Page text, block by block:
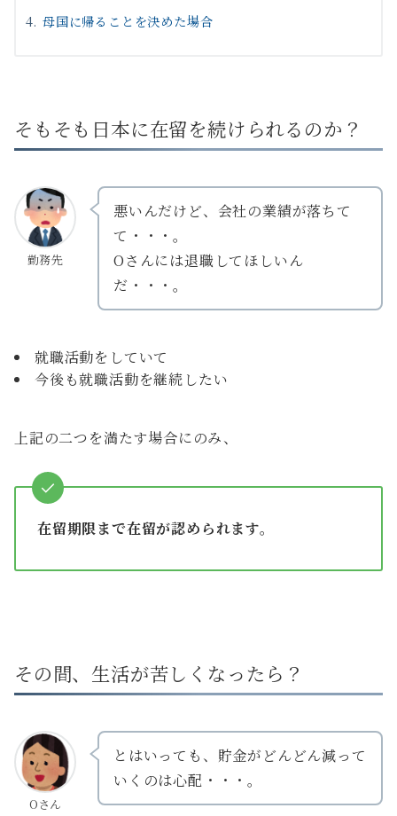
母国に帰ることを決めた場合
そもそも日本に在留を続けられるのか？
勤務先
悪いんだけど、会社の業績が落ちて
て・・・。
Oさんには退職してほしいん
だ・・・。
就職活動をしていて
今後も就職活動を継続したい
上記の二つを満たす場合にのみ、
在留期限まで在留が認められます。
その間、生活が苦しくなったら？
Oさん
とはいっても、貯金がどんどん減って
いくのは心配・・・。